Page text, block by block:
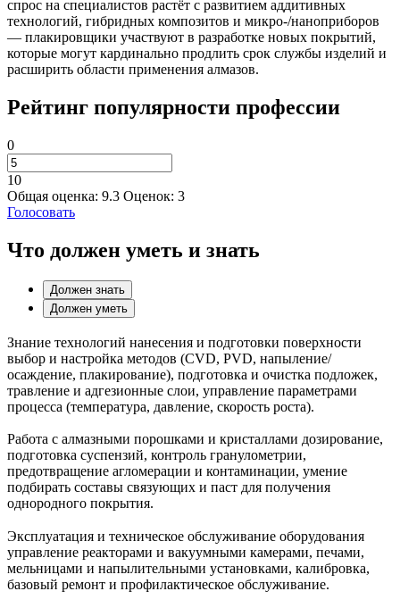
спрос на специалистов растёт с развитием аддитивных
технологий, гибридных композитов и микро-/наноприборов
— плакировщики участвуют в разработке новых покрытий,
которые могут кардинально продлить срок службы изделий и
расширить области применения алмазов.
Рейтинг популярности профессии
0
10
Общая оценка: 9.3 Оценок: 3
Голосовать
Что должен уметь и знать
Должен знать
Должен уметь
Знание технологий нанесения и подготовки поверхности
выбор и настройка методов (CVD, PVD, напыление/
осаждение, плакирование), подготовка и очистка подложек,
травление и адгезионные слои, управление параметрами
процесса (температура, давление, скорость роста).
Работа с алмазными порошками и кристаллами дозирование,
подготовка суспензий, контроль гранулометрии,
предотвращение агломерации и контаминации, умение
подбирать составы связующих и паст для получения
однородного покрытия.
Эксплуатация и техническое обслуживание оборудования
управление реакторами и вакуумными камерами, печами,
мельницами и напылительными установками, калибровка,
базовый ремонт и профилактическое обслуживание.